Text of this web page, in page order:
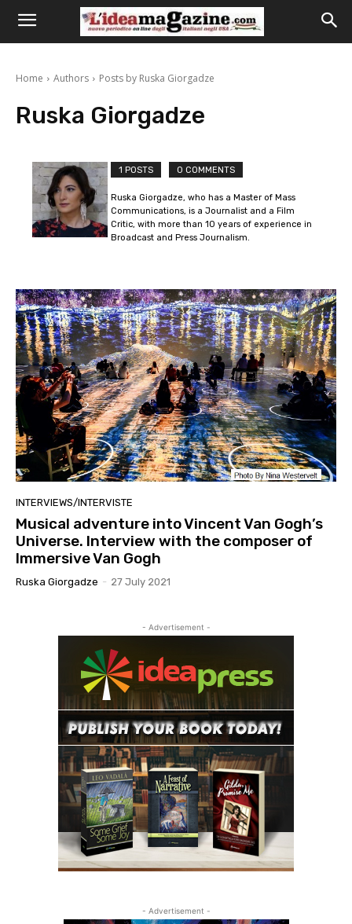
Home Authors Posts by Ruska Giorgadze
Ruska Giorgadze
1 POSTS 0 COMMENTS
Ruska Giorgadze, who has a Master of Mass
Communications, is a Journalist and a Film
Critic, with more than 10 years of experience in
Broadcast and Press Journalism.
INTERVIEWS/INTERVISTE
Musical adventure into Vincent Van Gogh’s
Universe. Interview with the composer of
Immersive Van Gogh
Ruska Giorgadze - 27 July 2021
- Advertisement -
- Advertisement -